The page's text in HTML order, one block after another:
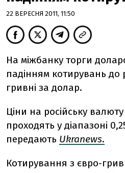
22 ВЕРЕСНЯ 2011, 11:50
На міжбанку торги
падінням котирувань до
гривні за долар.
Ціни на російську
проходять у діапазоні
передають Ukranews.
Котирування з євро-